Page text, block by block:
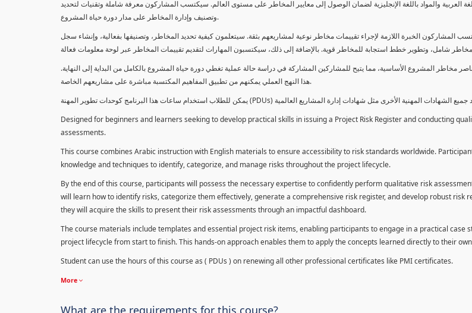
العربية والمواد باللغة الإنجليزية لضمان الوصول إلى معايير المخاطر على مستوى العالم. سيكتسب المشاركون معرفة شاملة وتقنيات لتحديد
وتصنيف وإدارة المخاطر على مدار دورة حياة المشروع.
المشاركون الخبرة اللازمة لإجراء تقييمات مخاطر نوعية لمشاريعهم بثقة. سيتعلمون كيفية تحديد المخاطر، وتصنيفها بفعالية، وإنشاء سجل
مخاطر المشروع الأساسية، مما يتيح للمشاركين المشاركة في دراسة حالة عملية تغطي دورة حياة المشروع بالكامل من البداية إلى النهاية.
هذا النهج العملي يمكنهم من تطبيق المفاهيم المكتسبة مباشرة على مشاريعهم الخاصة.
Designed for beginners and learners seeking to develop practical skills in issuing a Project Risk Register and conducting
assessments.
This course combines Arabic instruction with English materials to ensure accessibility to risk standards worldwide.
knowledge and techniques to identify, categorize, and manage risks throughout the project lifecycle.
By the end of this course, participants will possess the necessary expertise to confidently perform qualitative risk
will learn how to identify risks, categorize them effectively, generate a comprehensive risk register, and develop robust risk
they will acquire the skills to present their risk assessments through an impactful dashboard.
The course materials include templates and essential project risk items, enabling participants to engage in a practical case
project lifecycle from start to finish. This hands-on approach enables them to apply the concepts learned directly to their
Student can use the hours of this course as ( PDUs ) on renewing all other professional certificates like PMI certificates.
More
What are the requirements for this course?